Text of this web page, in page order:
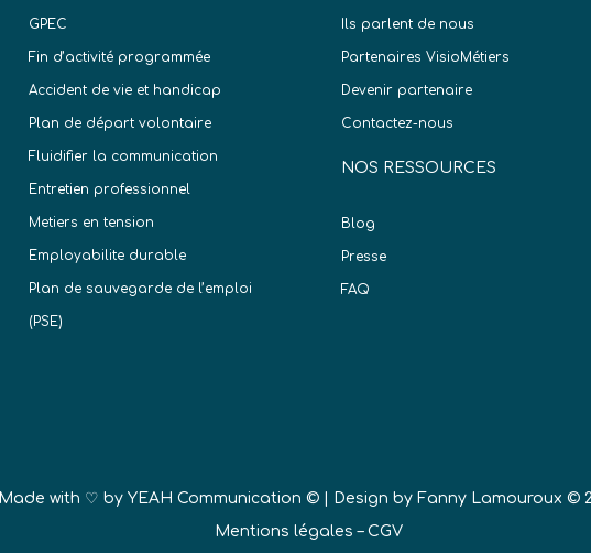
GPEC
Fin d’activité programmée
Accident de vie et handicap
Plan de départ volontaire
Fluidifier la communication
Entretien professionnel
Metiers en tension
Employabilite durable
Plan de sauvegarde de l’emploi
(PSE)
Ils parlent de nous
Partenaires VisioMétiers
Devenir partenaire
Contactez-nous
NOS RESSOURCES
Blog
Presse
FAQ
Made with ♡ by YEAH Communication ©| Design by Fanny Lamouroux ©
Mentions légales – CGV